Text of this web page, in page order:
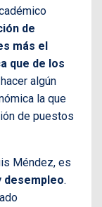
de
más el
que de los
algún
la que
de puestos
Méndez, es
desempleo.